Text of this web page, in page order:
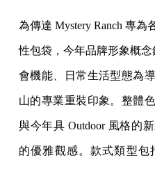
為傳達 Mystery Ranch 專
性包袋，今年品牌形象概
會機能、日常生活型態為
山的專業重裝印象。整體
與今年具 Outdoor 風格的
的優雅觀感。款式類型